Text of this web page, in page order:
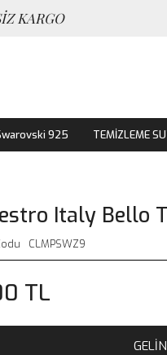
KARGO
925 TEMİZLEME
Italy Bello
CLMPSWZ9
TL